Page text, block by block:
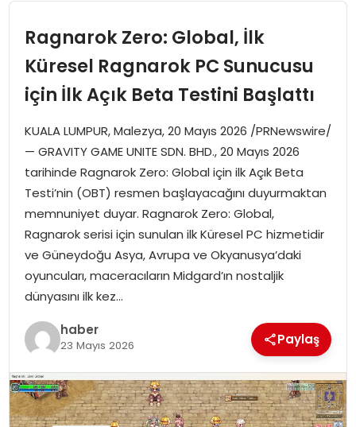
SAĞLIK
EĞITIM
SPOR
EKONOMI
MAGAZIN
DÜNYA
OTOMOBIL
Ragnarok Zero: Global, İlk
Küresel Ragnarok PC Sunucusu
için İlk Açık Beta Testini Başlattı
KUALA LUMPUR, Malezya, 20 Mayıs 2026 /PRNewswire/
— GRAVITY GAME UNITE SDN. BHD., 20 Mayıs 2026
tarihinde Ragnarok Zero: Global için ilk Açık Beta
Testi’nin (OBT) resmen başlayacağını duyurmaktan
memnuniyet duyar. Ragnarok Zero: Global,
Ragnarok serisi için sunulan ilk Küresel PC hizmetidir
ve Güneydoğu Asya, Avrupa ve Okyanusya’daki
oyuncuları, maceracıların Midgard’ın nostaljik
dünyasını ilk kez…
haber
23 Mayıs 2026 Paylaş